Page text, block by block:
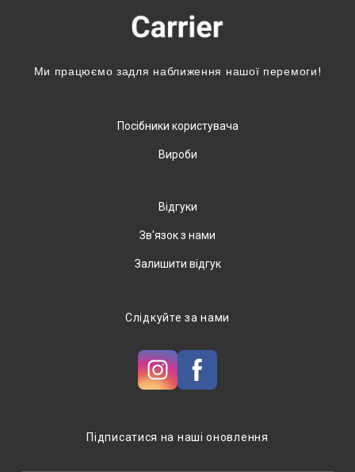
Ми працюємо задля наближення нашої перемоги!
Посібники користувача
Вироби
Відгуки
Зв'язок з нами
Залишити відгук
Слідкуйте за нами
Підписатися на наші оновлення